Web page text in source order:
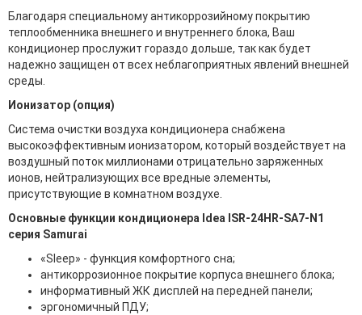
Благодаря специальному антикоррозийному покрытию
теплообменника внешнего и внутреннего блока, Ваш
кондиционер прослужит гораздо дольше, так как будет
надежно защищен от всех неблагоприятных явлений внешней
среды.
Ионизатор (опция)
Система очистки воздуха кондиционера снабжена
высокоэффективным ионизатором, который воздействует на
воздушный поток миллионами отрицательно заряженных
ионов, нейтрализующих все вредные элементы,
присутствующие в комнатном воздухе.
Основные функции кондиционера Idea ISR-24HR-SA7-N1
серия Samurai
«Sleep» - функция комфортного сна;
антикоррозионное покрытие корпуса внешнего блока;
информативный ЖК дисплей на передней панели;
эргономичный ПДУ;